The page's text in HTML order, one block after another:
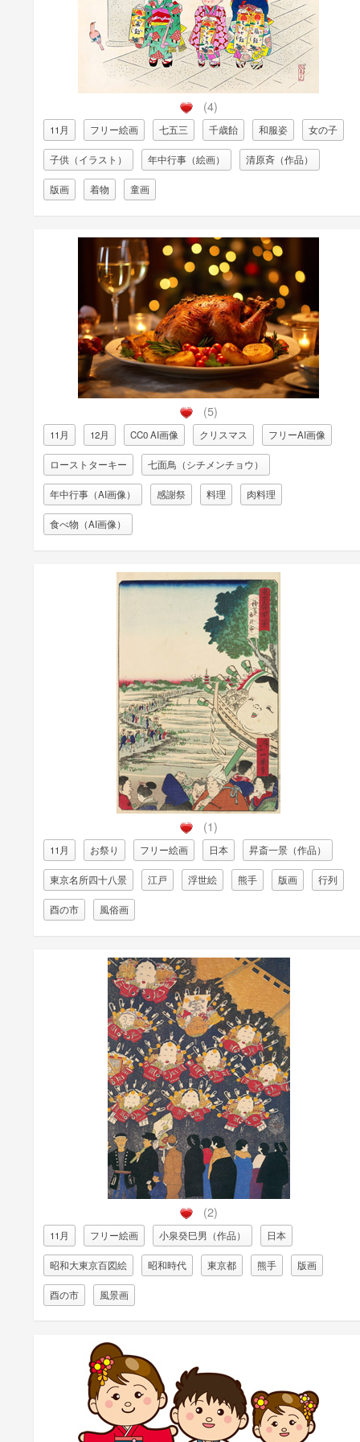
(4)
11月 フリー絵画 七五三 千歳飴 和服姿 女の子
子供（イラスト） 年中行事（絵画） 清原斉（作品）
版画 着物 童画
(5)
11月 12月 CC0 AI画像 クリスマス フリーAI画像
ローストターキー 七面鳥（シチメンチョウ）
年中行事（AI画像） 感謝祭 料理 肉料理
食べ物（AI画像）
(1)
11月 お祭り フリー絵画 日本 昇斎一景（作品）
東京名所四十八景 江戸 浮世絵 熊手 版画 行列
酉の市 風俗画
(2)
11月 フリー絵画 小泉癸巳男（作品） 日本
昭和大東京百図絵 昭和時代 東京都 熊手 版画
酉の市 風景画